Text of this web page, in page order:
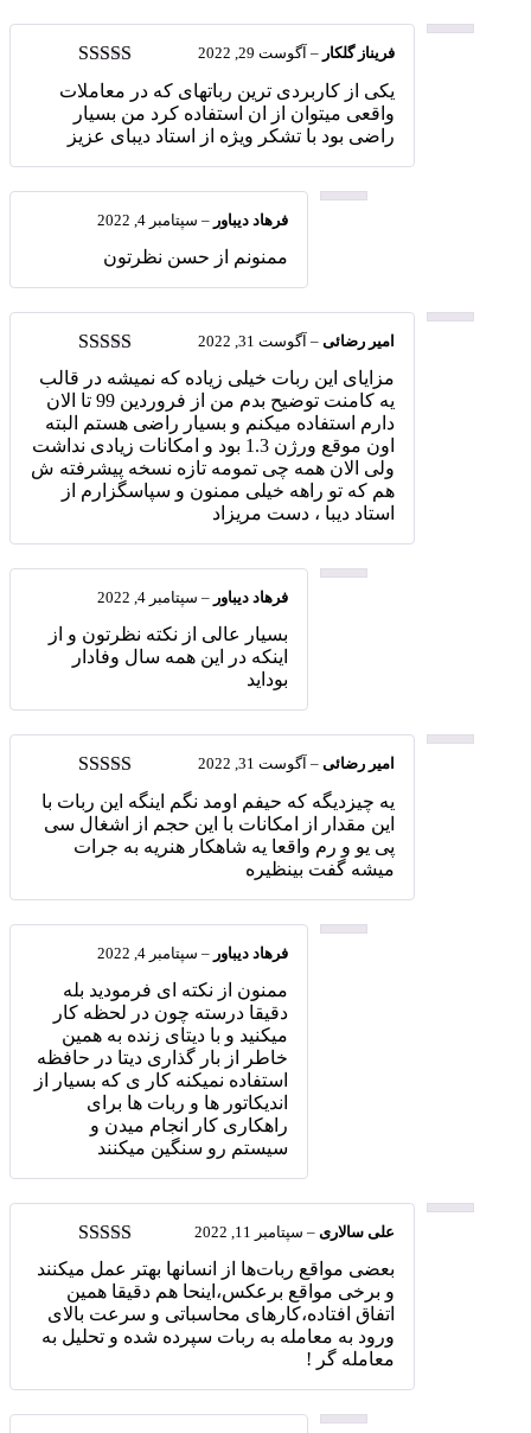
امتیاز5
فریناز گلکار – آگوست 29, 2022
یکی از کاربردی ترین رباتهای که در معاملات
واقعی میتوان از ان استفاده کرد من بسیار
راضی بود با تشکر ویژه از استاد دیبای عزیز
فرهاد دیباور – سپتامبر 4, 2022
ممنونم از حسن نظرتون
امتیاز 5از 5
امیر رضائی – آگوست 31, 2022
مزایای این ربات خیلی زیاده که نمیشه در قالب
یه کامنت توضیح بدم من از فروردین 99 تا الان
دارم استفاده میکنم و بسیار راضی هستم البته
اون موقع ورژن 1.3 بود و امکانات زیادی نداشت
ولی الان همه چی تمومه تازه نسخه پیشرفته ش
هم که تو راهه خیلی ممنون و سپاسگزارم از
استاد دیبا ، دست مریزاد
فرهاد دیباور – سپتامبر 4, 2022
بسیار عالی از نکته نظرتون و از
اینکه در این همه سال وفادار
بوداید
امتیاز 5
امیر رضائی – آگوست 31, 2022
یه چیزدیگه که حیفم اومد نگم اینگه این ربات با
این مقدار از امکانات با این حجم از اشغال سی
پی یو و رم واقعا یه شاهکار هنریه به جرات
میشه گفت بینظیره
فرهاد دیباور – سپتامبر 4, 2022
ممنون از نکته ای فرمودید بله
دقیقا درسته چون در لحظه کار
میکنید و با دیتای زنده به همین
خاطر از بار گذاری دیتا در حافظه
استفاده نمیکنه کار ی که بسیار از
اندیکاتور ها و ربات ها برای
راهکاری کار انجام میدن و
سیستم رو سنگین میکنند
امتیاز از 5
علی سالاری – سپتامبر 11, 2022
بعضی مواقع ربات‌ها از انسانها بهتر عمل میکنند
و برخی مواقع برعکس،اینحا هم دقیقا همین
اتفاق افتاده،کارهای محاسباتی و سرعت بالای
ورود به معامله به ربات سپرده شده و تحلیل به
معامله گر !